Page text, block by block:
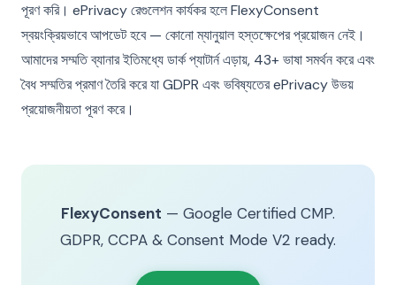
পূরণ করি। ePrivacy রেগুলেশন কার্যকর হলে FlexyConsent
স্বয়ংক্রিয়ভাবে আপডেট হবে — কোনো ম্যানুয়াল হস্তক্ষেপের প্রয়োজন নেই।
আমাদের সম্মতি ব্যানার ইতিমধ্যে ডার্ক প্যাটার্ন এড়ায়, 43+ ভাষা সমর্থন করে এবং
বৈধ সম্মতির প্রমাণ তৈরি করে যা GDPR এবং ভবিষ্যতের ePrivacy উভয়
প্রয়োজনীয়তা পূরণ করে।
FlexyConsent — Google Certified CMP.
GDPR, CCPA & Consent Mode V2 ready.